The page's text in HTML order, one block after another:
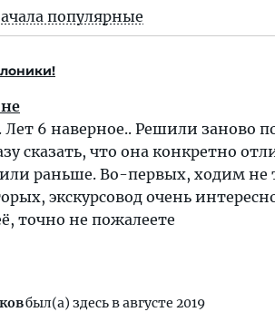
популярные
6 наверное.. Решили заново
сказать, что она конкретно
раньше. Во-первых, ходим не
экскурсовод очень
точно не пожалеете
был(а) здесь в августе 2019